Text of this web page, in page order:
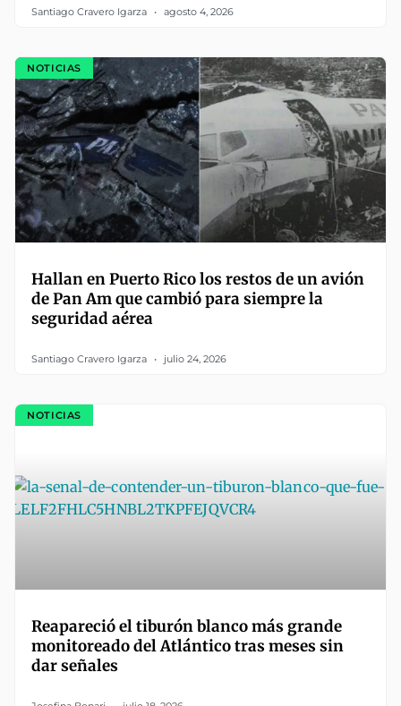
Santiago Cravero Igarza agosto 4, 2026
NOTICIAS
Hallan en Puerto Rico los restos de un avión
de Pan Am que cambió para siempre la
seguridad aérea
Santiago Cravero Igarza julio 24, 2026
NOTICIAS
Reapareció el tiburón blanco más grande
monitoreado del Atlántico tras meses sin
dar señales